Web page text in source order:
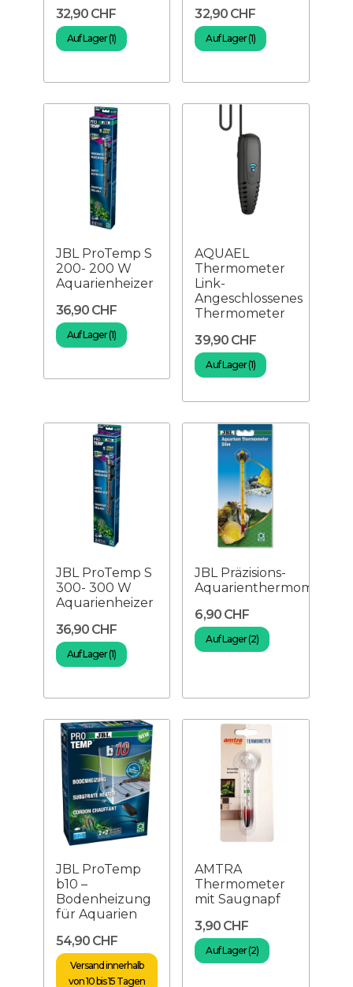
32,90 CHF
Auf Lager (1)
32,90 CHF
Auf Lager (1)
JBL ProTemp S
200- 200 W
Aquarienheizer
36,90 CHF
Auf Lager (1)
AQUAEL
Thermometer
Link-
Angeschlossenes
Thermometer
39,90 CHF
Auf Lager (1)
JBL ProTemp S
300- 300 W
Aquarienheizer
36,90 CHF
Auf Lager (1)
JBL Präzisions-
Aquarienthermometer
6,90 CHF
Auf Lager (2)
JBL ProTemp
b10 –
Bodenheizung
für Aquarien
54,90 CHF
Versand innerhalb
von 10 bis 15 Tagen
AMTRA
Thermometer
mit Saugnapf
3,90 CHF
Auf Lager (2)